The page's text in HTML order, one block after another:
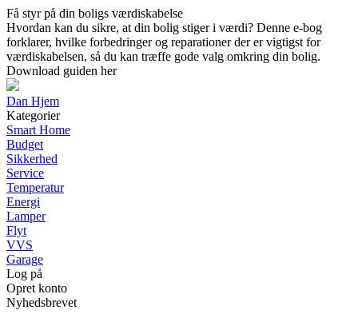
Få styr på din boligs værdiskabelse
Hvordan kan du sikre, at din bolig stiger i værdi? Denne e-bog
forklarer, hvilke forbedringer og reparationer der er vigtigst for
værdiskabelsen, så du kan træffe gode valg omkring din bolig.
Download guiden her
Dan Hjem
Kategorier
Smart Home
Budget
Sikkerhed
Service
Temperatur
Energi
Lamper
Flyt
VVS
Garage
Log på
Opret konto
Nyhedsbrevet